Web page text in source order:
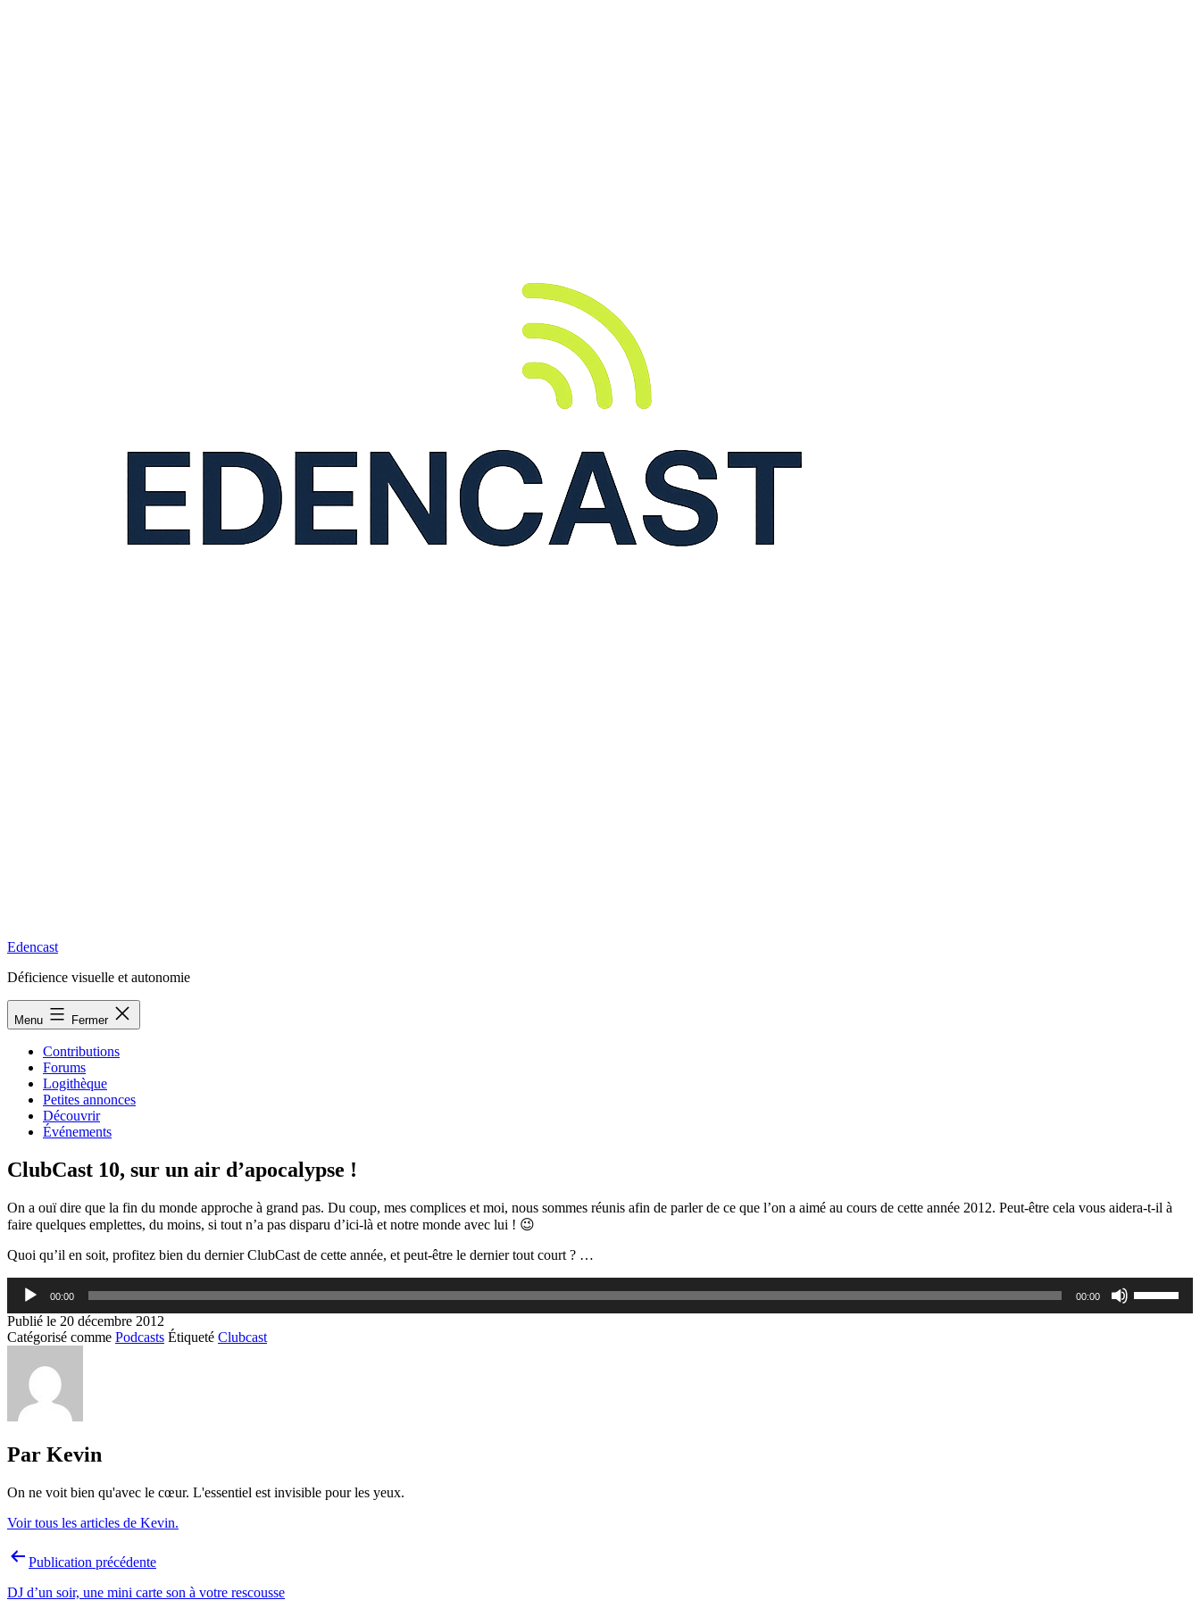
Edencast
Déficience visuelle et autonomie
Menu Fermer
Contributions
Forums
Logithèque
Petites annonces
Découvrir
Événements
ClubCast 10, sur un air d’apocalypse !
On a ouï dire que la fin du monde approche à grand pas. Du coup, mes complices et moi, nous sommes réunis afin de parler de ce que l’on a aimé au cours de cette année 2012. Peut-être cela vous aidera-t-il à
faire quelques emplettes, du moins, si tout n’a pas disparu d’ici-là et notre monde avec lui ! 😉
Quoi qu’il en soit, profitez bien du dernier ClubCast de cette année, et peut-être le dernier tout court ? …
Lecteur
audio
00:00 00:00
les
flèches
Publié le 20 décembre 2012
Catégorisé comme Podcasts Étiqueté Clubcast
Par Kevin
On ne voit bien qu'avec le cœur. L'essentiel est invisible pour les yeux.
Voir tous les articles de Kevin.
Navigation
Publication précédente
DJ d’un soir, une mini carte son à votre rescousse